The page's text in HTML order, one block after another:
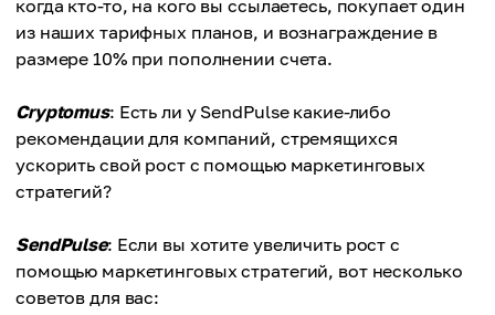
когда кто-то, на кого вы ссылаетесь, покупает один
из наших тарифных планов, и вознаграждение в
размере 10% при пополнении счета.
Cryptomus: Есть ли у SendPulse какие-либо
рекомендации для компаний, стремящихся
ускорить свой рост с помощью маркетинговых
стратегий?
SendPulse: Если вы хотите увеличить рост с
помощью маркетинговых стратегий, вот несколько
советов для вас: